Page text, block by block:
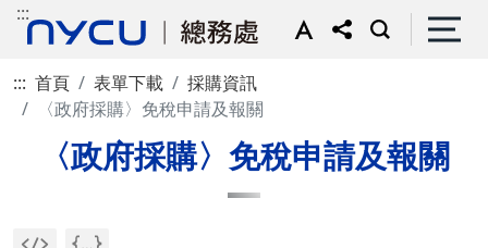
:::
::: 首頁 表單下載
採購資訊
〈政府採購〉免稅申請及報關
〈政府採購〉免稅申請及報關